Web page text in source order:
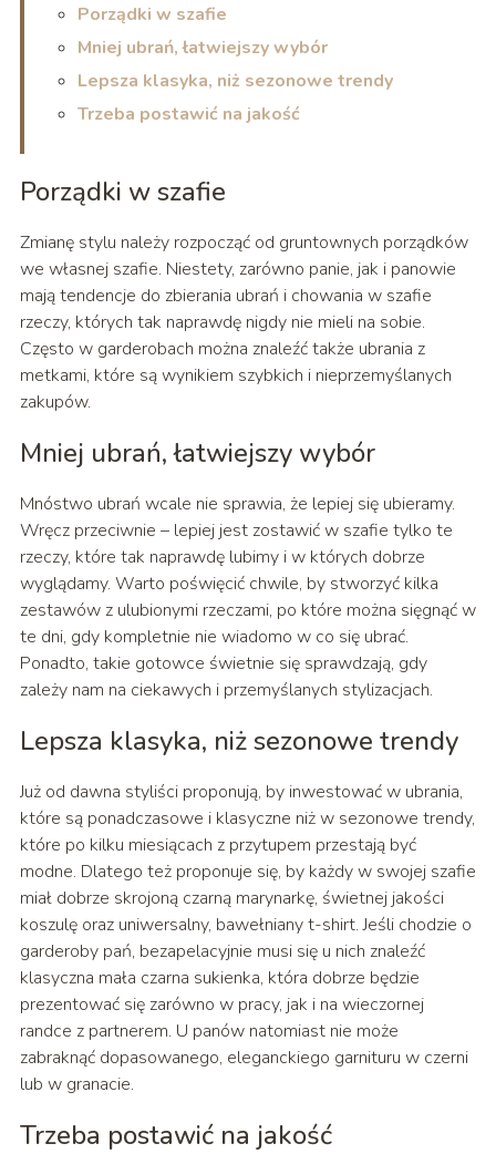
Porządki w szafie
Mniej ubrań, łatwiejszy wybór
Lepsza klasyka, niż sezonowe trendy
Trzeba postawić na jakość
Porządki w szafie
Zmianę stylu należy rozpocząć od gruntownych porządków
we własnej szafie. Niestety, zarówno panie, jak i panowie
mają tendencje do zbierania ubrań i chowania w szafie
rzeczy, których tak naprawdę nigdy nie mieli na sobie.
Często w garderobach można znaleźć także ubrania z
metkami, które są wynikiem szybkich i nieprzemyślanych
zakupów.
Mniej ubrań, łatwiejszy wybór
Mnóstwo ubrań wcale nie sprawia, że lepiej się ubieramy.
Wręcz przeciwnie – lepiej jest zostawić w szafie tylko te
rzeczy, które tak naprawdę lubimy i w których dobrze
wyglądamy. Warto poświęcić chwile, by stworzyć kilka
zestawów z ulubionymi rzeczami, po które można sięgnąć w
te dni, gdy kompletnie nie wiadomo w co się ubrać.
Ponadto, takie gotowce świetnie się sprawdzają, gdy
zależy nam na ciekawych i przemyślanych stylizacjach.
Lepsza klasyka, niż sezonowe trendy
Już od dawna styliści proponują, by inwestować w ubrania,
które są ponadczasowe i klasyczne niż w sezonowe trendy,
które po kilku miesiącach z przytupem przestają być
modne. Dlatego też proponuje się, by każdy w swojej szafie
miał dobrze skrojoną czarną marynarkę, świetnej jakości
koszulę oraz uniwersalny, bawełniany t-shirt. Jeśli chodzie o
garderoby pań, bezapelacyjnie musi się u nich znaleźć
klasyczna mała czarna sukienka, która dobrze będzie
prezentować się zarówno w pracy, jak i na wieczornej
randce z partnerem. U panów natomiast nie może
zabraknąć dopasowanego, eleganckiego garnituru w czerni
lub w granacie.
Trzeba postawić na jakość